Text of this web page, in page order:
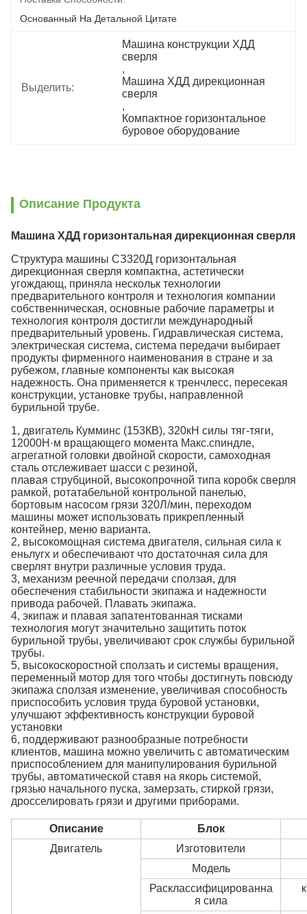
Основанный На Детальной Цитате
Выделить:
Машина конструкции ХДД
сверля
,
Машина ХДД дирекционная
сверля
,
Компактное горизонтальное
буровое оборудование
Описание Продукта
Машина ХДД горизонтальная дирекционная сверля
Структура машины СЗ320Д горизонтальная
дирекционная сверля компактна, астетически
угождающ, приняла нескольк технологии
предварительного контроля и технология компании
собственническая, основные рабочие параметры и
технология контроля достигли международный
предварительный уровень. Гидравлическая система,
электрическая система, система передачи выбирает
продукты фирменного наименования в стране и за
рубежом, главные компоненты как высокая
надежность. Она применяется к тренчлесс, пересекая
конструкции, установке трубы, направленной
бурильной трубе.
1, двигатель Кумминс (153КВ), 320кН силы тяг-тяги,
12000Н·м вращающего момента Макс.спиндле,
агрегатной головки двойной скорости, самоходная
сталь отслеживает шасси с резиной,
плавая струбциной, высокопрочной типа коробк сверля
рамкой, ротатабельной контрольной панелью,
бортовым насосом грязи 320Л/мин, переходом
машины может использовать прикрепленный
контейнер, меню варианта.
2, высокомощная система двигателя, сильная сила к
еньлугх и обеспечивают что достаточная сила для
сверлят внутри различные условия труда.
3, механизм реечной передачи сползая, для
обеспечения стабильности экипажа и надежности
привода рабочей. Плавать экипажа.
4, экипаж и плавая запатентованная тисками
технология могут значительно защитить поток
бурильной трубы, увеличивают срок службы бурильной
трубы.
5, высокоскоростной сползать и системы вращения,
переменный мотор для того чтобы достигнуть повсюду
экипажа сползая изменение, увеличивая способность
приспособить условия труда буровой установки,
улучшают эффективность конструкции буровой
установки
6, поддерживают разнообразные потребности
клиентов, машина можно увеличить с автоматическим
приспособлением для манипулирования бурильной
трубы, автоматической ставя на якорь системой,
грязью начального пуска, замерзать, стиркой грязи,
дросселировать грязи и другими приборами.
Описание
Блок
Двигатель
Изготовители
Модель
Расклассифицированна
я сила